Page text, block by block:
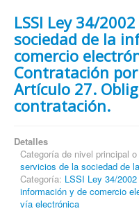
LSSI Ley 34/
sociedad de la
comercio
Contratación
Artículo 27.
contratación.
Detalles
Categoría de nivel principal
servicios de la sociedad de
Categoría: LSSI Ley 34/
información y de comercio
vía electrónica